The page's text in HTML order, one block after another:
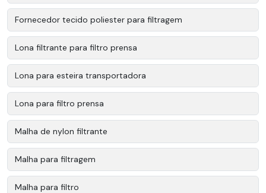
Fornecedor tecido poliester para filtragem
Lona filtrante para filtro prensa
Lona para esteira transportadora
Lona para filtro prensa
Malha de nylon filtrante
Malha para filtragem
Malha para filtro